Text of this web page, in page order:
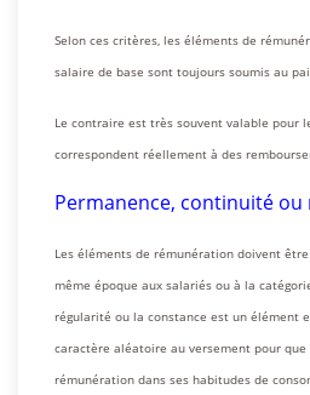
Selon ces critères, les éléments de
salaire de base sont toujours soumis au
Le contraire est très souvent valable pour
correspondent réellement à des
Permanence, continuité ou
Les éléments de rémunération doivent
même époque aux salariés ou à la
régularité ou la constance est un élément
caractère aléatoire au versement pour
rémunération dans ses habitudes de